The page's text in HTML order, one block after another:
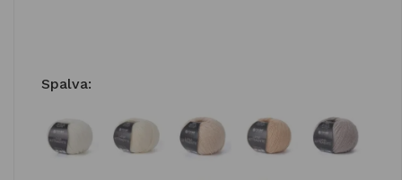
Spalva: